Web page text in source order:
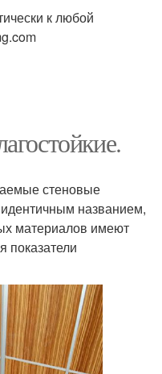
к любой
стеновые
названием,
материалов имеют
показатели